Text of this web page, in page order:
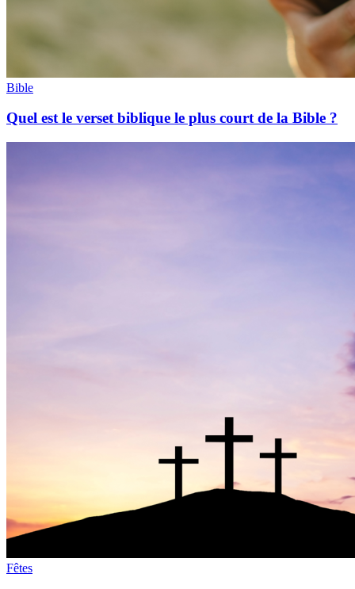
Bible
Quel est le verset biblique le plus court de la Bible ?
Fêtes